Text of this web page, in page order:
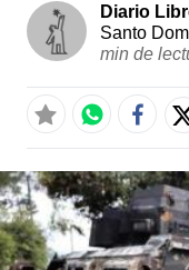
Diario
Santo
min de